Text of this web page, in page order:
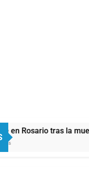
en Rosario tras la